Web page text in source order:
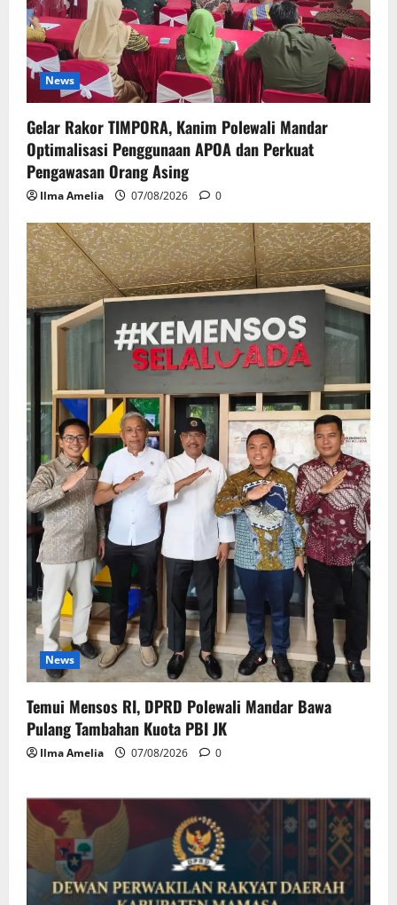
News
Gelar Rakor TIMPORA, Kanim Polewali Mandar
Optimalisasi Penggunaan APOA dan Perkuat
Pengawasan Orang Asing
Ilma Amelia 07/08/2026 0
News
Temui Mensos RI, DPRD Polewali Mandar Bawa
Pulang Tambahan Kuota PBI JK
Ilma Amelia 07/08/2026 0